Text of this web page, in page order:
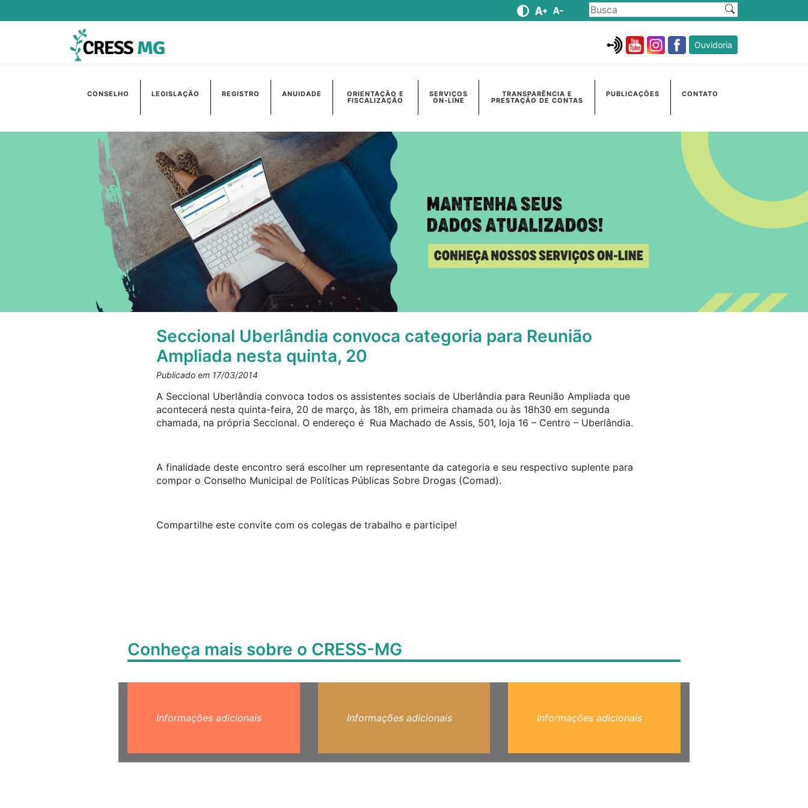
Ouvidoria
CONSELHO LEGISLAÇÃO REGISTRO ANUIDADE ORIENTAÇÃO E
FISCALIZAÇÃO
SERVIÇOS
ON-LINE
TRANSPARÊNCIA E
PRESTAÇÃO DE CONTAS
PUBLICAÇÕES CONTATO
Seccional Uberlândia convoca categoria para Reunião
Ampliada nesta quinta, 20
Publicado em 17/03/2014
A Seccional Uberlândia convoca todos os assistentes sociais de Uberlândia para Reunião Ampliada que
acontecerá nesta quinta-feira, 20 de março, às 18h, em primeira chamada ou às 18h30 em segunda
chamada, na própria Seccional. O endereço é Rua Machado de Assis, 501, loja 16 – Centro – Uberlândia.
A finalidade deste encontro será escolher um representante da categoria e seu respectivo suplente para
compor o Conselho Municipal de Políticas Públicas Sobre Drogas (Comad).
Compartilhe este convite com os colegas de trabalho e participe!
Conheça mais sobre o CRESS-MG
Informações adicionais Informações adicionais Informações adicionais